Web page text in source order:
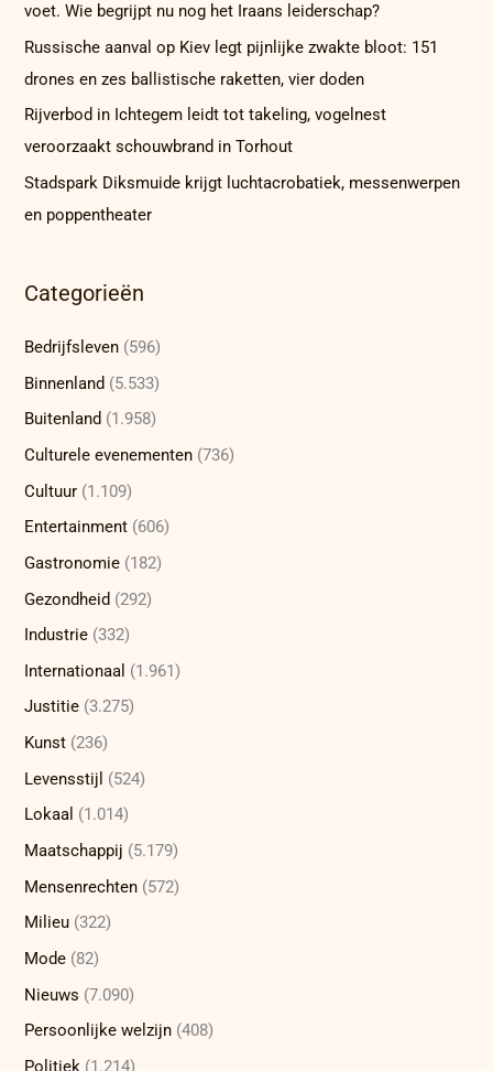
voet. Wie begrijpt nu nog het Iraans leiderschap?
Russische aanval op Kiev legt pijnlijke zwakte bloot: 151
drones en zes ballistische raketten, vier doden
Rijverbod in Ichtegem leidt tot takeling, vogelnest
veroorzaakt schouwbrand in Torhout
Stadspark Diksmuide krijgt luchtacrobatiek, messenwerpen
en poppentheater
Categorieën
Bedrijfsleven (596)
Binnenland (5.533)
Buitenland (1.958)
Culturele evenementen (736)
Cultuur (1.109)
Entertainment (606)
Gastronomie (182)
Gezondheid (292)
Industrie (332)
Internationaal (1.961)
Justitie (3.275)
Kunst (236)
Levensstijl (524)
Lokaal (1.014)
Maatschappij (5.179)
Mensenrechten (572)
Milieu (322)
Mode (82)
Nieuws (7.090)
Persoonlijke welzijn (408)
Politiek (1.214)